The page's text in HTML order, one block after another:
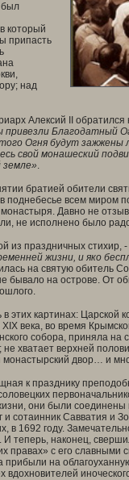
который
припасть
над
Алексий
обратился
привезли Благодатный
Огня будут
свой монашеский
.
братией обители
поднебесье всем миром
Давно не
не исполнено было
из праздничных стихир, -
жизни, и яко
на святую обитель
бывало на острове. От
этих картинах:
XIXвека, во время
собора, приняла на
хватает верхней
двор… и
к празднику
они были
сотаинник Савватия и
в 1692 году.
теперь, наконец,
правах» с его
прибыли на